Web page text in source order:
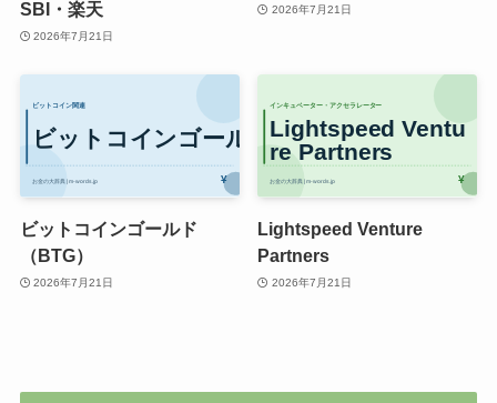
SBI・楽天
2026年7月21日
2026年7月21日
ビットコインゴールド
（BTG）
2026年7月21日
Lightspeed Venture
Partners
2026年7月21日